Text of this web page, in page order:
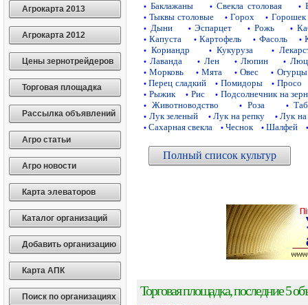
Агрокарта 2013
Агрокарта 2012
Цены зернотрейдеров
Торговая площадка
Рассылка объявлений
Агро статьи
Агро новости
Карта элеваторов
Каталог организаций
Добавить организацию
Карта АПК
Поиск по организациях
• Баклажаны • Свекла столовая •
• Тыквы столовые • Горох • Горошек
• Дыни • Эспарцет • Рожь •
• Капуста • Картофель • Фасоль •
• Кориандр • Кукуруза •
• Лаванда • Лен • Люпин •
• Морковь • Мята • Овес • Огурцы
• Перец сладкий • Помидоры • Просо
• Рыжик • Рис • Подсолнечник на
• Животноводство • Роза •
• Лук зеленый • Лук на репку • Лук на
• Сахарная свекла • Чеснок • Шалфей •
Полный список культур
Торговая площадка, последние 5